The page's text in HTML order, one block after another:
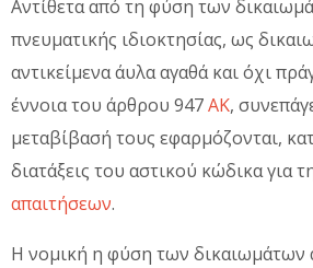
Αντίθετα από τη φύση των
πνευματικής ιδιοκτησίας, ως
αντικείμενα άυλα αγαθά και όχι
έννοια του άρθρου 947ΑΚ,
μεταβίβασή τους εφαρμόζονται,
διατάξεις του αστικού κώδικα για
απαιτήσεων.
Η νομική η φύση των δικαιωμάτων